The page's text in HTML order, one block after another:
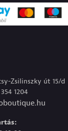
Zsilinszky út 15/d
1204